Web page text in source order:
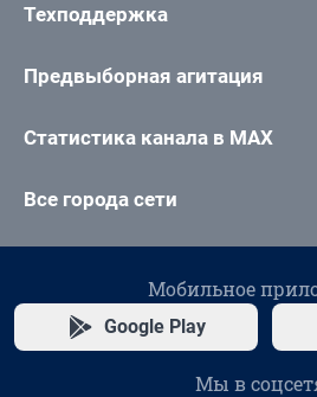
Техподдержка
Предвыборная агитация
Статистика канала в MAX
Все города сети
Мобильное
Google Play
Мы в